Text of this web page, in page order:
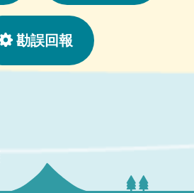
勘誤回報